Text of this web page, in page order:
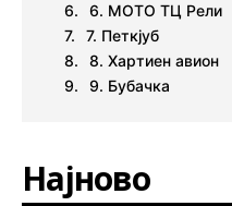
6. МОТО ТЦ Рели
7. Петкјуб
8. Хартиен авион
9. Бубачка
Најново